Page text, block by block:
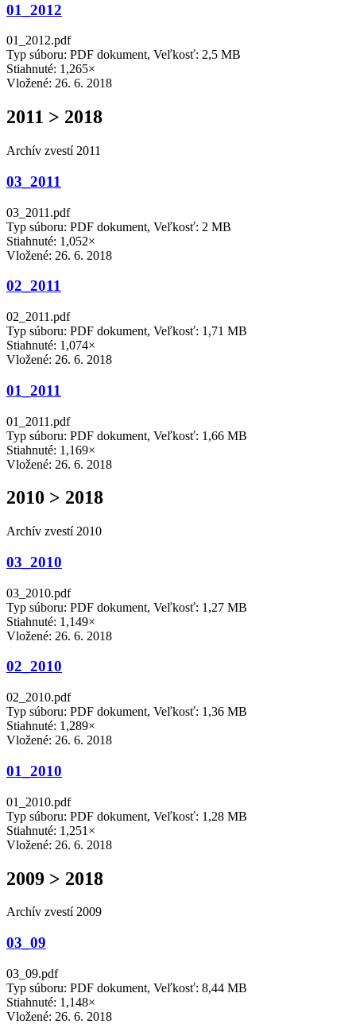
01_2012
01_2012.pdf
Typ súboru: PDF dokument, Veľkosť: 2,5 MB
Stiahnuté: 1,265×
Vložené: 26. 6. 2018
2011 > 2018
Archív zvestí 2011
03_2011
03_2011.pdf
Typ súboru: PDF dokument, Veľkosť: 2 MB
Stiahnuté: 1,052×
Vložené: 26. 6. 2018
02_2011
02_2011.pdf
Typ súboru: PDF dokument, Veľkosť: 1,71 MB
Stiahnuté: 1,074×
Vložené: 26. 6. 2018
01_2011
01_2011.pdf
Typ súboru: PDF dokument, Veľkosť: 1,66 MB
Stiahnuté: 1,169×
Vložené: 26. 6. 2018
2010 > 2018
Archív zvestí 2010
03_2010
03_2010.pdf
Typ súboru: PDF dokument, Veľkosť: 1,27 MB
Stiahnuté: 1,149×
Vložené: 26. 6. 2018
02_2010
02_2010.pdf
Typ súboru: PDF dokument, Veľkosť: 1,36 MB
Stiahnuté: 1,289×
Vložené: 26. 6. 2018
01_2010
01_2010.pdf
Typ súboru: PDF dokument, Veľkosť: 1,28 MB
Stiahnuté: 1,251×
Vložené: 26. 6. 2018
2009 > 2018
Archív zvestí 2009
03_09
03_09.pdf
Typ súboru: PDF dokument, Veľkosť: 8,44 MB
Stiahnuté: 1,148×
Vložené: 26. 6. 2018